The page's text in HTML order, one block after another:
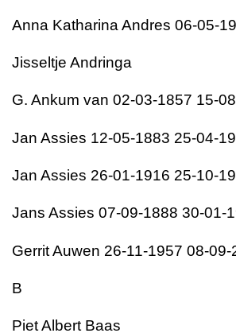
Anna Katharina Andres 06-05-
Jisseltje Andringa
G. Ankum van 02-03-1857 15-
Jan Assies 12-05-1883 25-04-
Jan Assies 26-01-1916 25-10-
Jans Assies 07-09-1888 30-01-
Gerrit Auwen 26-11-1957 08-09-
B
Piet Albert Baas